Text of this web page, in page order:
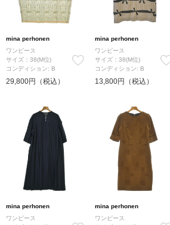
mina perhonen
ワンピース
サイズ：38(M位)
コンディション: B
29,800円（税込）
mina perhonen
ワンピース
サイズ：38(M位)
コンディション: B
13,800円（税込）
mina perhonen
ワンピース
mina perhonen
ワンピース